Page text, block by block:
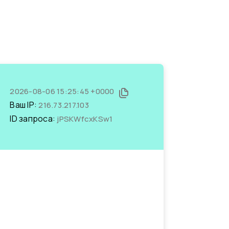
2026-08-06 15:25:45 +0000
Ваш IP:216.73.217.103
ID запроса: jPSKWfcxKSw1